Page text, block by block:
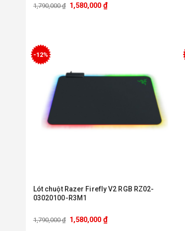
1,790,000₫ 1,580,000 ₫
-12%
Lót chuột Razer Firefly V2 RGB RZ02-
03020100-R3M1
1,790,000₫ 1,580,000 ₫